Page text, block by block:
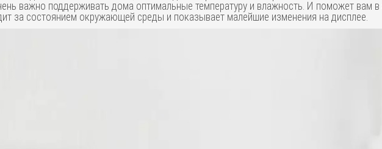
важно поддерживать дома оптимальные температуру и влажность. И поможет вам в
за состоянием окружающей среды и показывает малейшие изменения на дисплее.